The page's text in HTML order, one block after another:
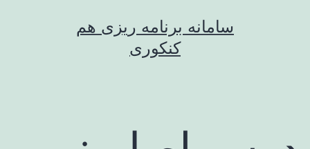
سامانه برنامه ریزی هم
کنکوری